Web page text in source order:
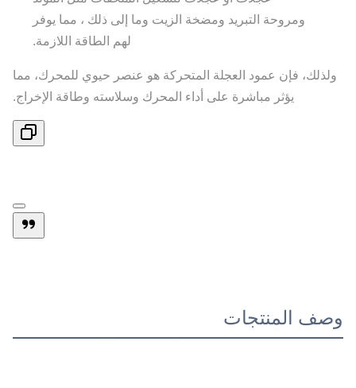
ومروحة التبريد ومضخة الزيت وما إلى ذلك ، مما يوفر
لهم الطاقة اللازمة.
ولذلك، فإن عمود العجلة المتحركة هو عنصر حيوي للمحرك، مما
يؤثر مباشرة على أداء المحرك وسلاسته وطاقة الإخراج.
وصف المنتجات